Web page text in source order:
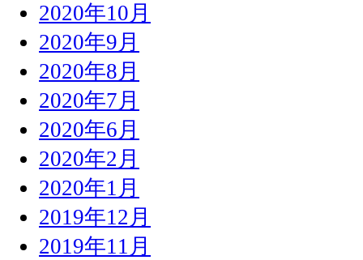
2020年10月
2020年9月
2020年8月
2020年7月
2020年6月
2020年2月
2020年1月
2019年12月
2019年11月